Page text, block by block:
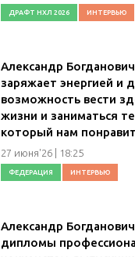
ДРАФТ НХЛ 2026 ИНТЕРВЬЮ
Александр
заряжает энергией и
возможность вести
жизни и заниматься
который нам
27 июня'26 | 18:25
ФЕДЕРАЦИЯ ИНТЕРВЬЮ
Александр
дипломы